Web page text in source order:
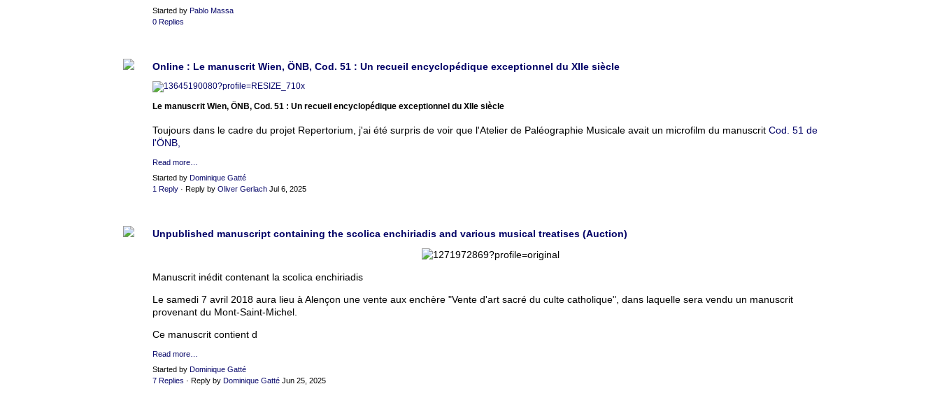
Started by Pablo Massa
0 Replies
Online : Le manuscrit Wien, ÖNB, Cod. 51 : Un recueil encyclopédique exceptionnel du XIIe siècle
Le manuscrit Wien, ÖNB, Cod. 51 : Un recueil encyclopédique exceptionnel du XIIe siècle
Toujours dans le cadre du projet Repertorium, j'ai été surpris de voir que l'Atelier de Paléographie Musicale avait un microfilm du manuscrit Cod. 51 de
l'ÖNB,
Read more…
Started by Dominique Gatté
1 Reply · Reply by Oliver Gerlach Jul 6, 2025
Unpublished manuscript containing the scolica enchiriadis and various musical treatises (Auction)
Manuscrit inédit contenant la scolica enchiriadis
Le samedi 7 avril 2018 aura lieu à Alençon une vente aux enchère "Vente d'art sacré du culte catholique", dans laquelle sera vendu un manuscrit
provenant du Mont-Saint-Michel.
Ce manuscrit contient d
Read more…
Started by Dominique Gatté
7 Replies · Reply by Dominique Gatté Jun 25, 2025